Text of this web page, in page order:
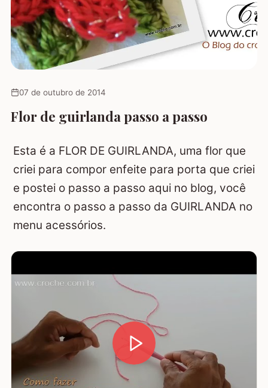
07 de outubro de 2014
Flor de guirlanda passo a passo
Esta é a FLOR DE GUIRLANDA, uma flor que
criei para compor enfeite para porta que criei
e postei o passo a passo aqui no blog, você
encontra o passo a passo da GUIRLANDA no
menu acessórios.